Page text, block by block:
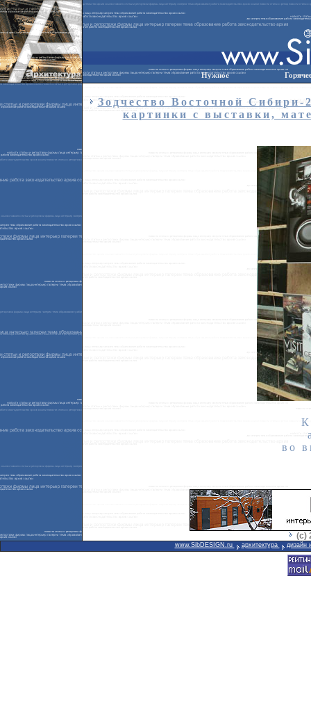
Нужное
Зодчество Восточной
картинки с выставки,
во
(с)
www.SibDESIGN.ru архитектура дизайн